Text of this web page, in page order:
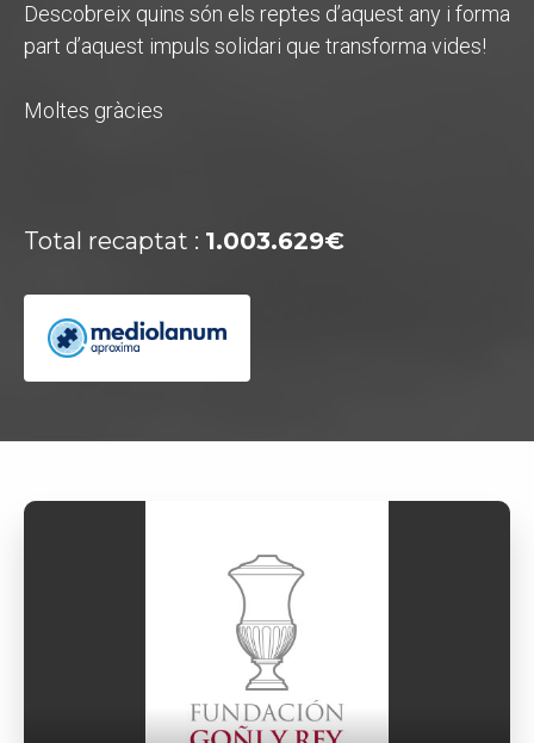
Descobreix quins són els reptes d’aquest any i forma
part d’aquest impuls solidari que transforma vides!
Moltes gràcies
Total recaptat : 1.003.629€